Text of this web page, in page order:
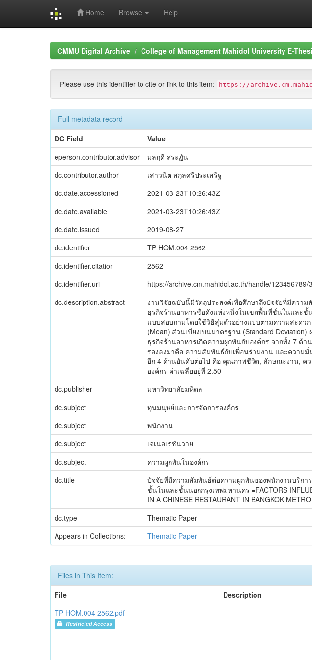
Home Browse Help
CMMU Digital Archive College of Management Mahidol University E-
Please use this identifier to cite or link to this item: https://
Full metadata record
DC Field
Value
eperson.contributor.advisor
มลฤดี สระฏัน
dc.contributor.author
เสาวนิต สกุลศรีประเสริฐ
dc.date.accessioned
2021-03-23T10:26:43Z
dc.date.available
2021-03-23T10:26:43Z
dc.date.issued
2019-08-27
dc.identifier
TP HOM.004 2562
dc.identifier.citation
2562
dc.identifier.uri
https://archive.cm.mahidol.ac.th/handle/123456789/
dc.description.abstract
งานวิจัยฉบับนี้มีวัตถุประสงค์เพื่อศึกษาถึงปัจจัยที่มีควา
ธุรกิจร้านอาหารชื่อดังแห่งหนึ่งในเขตพื้นที่ชั่นในและชั้
แบบสอบถามโดยใช้วิธีสุ่มตัวอย่างแบบตามความสะดว
(Mean) ส่วนเบี่ยงเบนมาตรฐาน (Standard
ธุรกิจร้านอาหารเกิดความผูกพันกับองค์กร จากทั้ง 7 ด้
รองลงมาคือ ความสัมพันธ์กับเพื่อนร่วมงาน และความ
อีก 4 ด้านอันดับต่อไป คือ คุณภาพชีวิต, ลักษณะงาน, ค
องค์กร ค่าเฉลี่ยอยู่ที่ 2.50
dc.publisher มหาวิทยาลัยมหิดล
dc.subject
ทุนมนุษย์และการจัดการองค์กร
dc.subject
พนักงาน
dc.subject
เจเนอเรชั่นวาย
dc.subject
ความผูกพันในองค์กร
dc.title
ปัจจัยที่มีความสัมพันธ์ต่อความผูกพันของพนักงานบริกา
ชั้นในและชั้นนอกกรุงเทพมหานคร =FACTORS
IN A CHINESE RESTAURANT IN BANGKOK
dc.type Thematic Paper
Appears in Collections:
Thematic Paper
Files in This Item:
File
Description
TP HOM.004 2562.pdf
Restricted Access